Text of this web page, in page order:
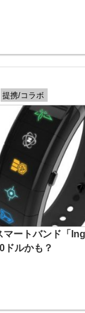
提携/コラボ
ートバンド「
ドルかも？